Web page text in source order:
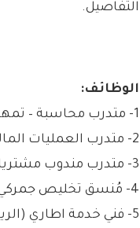
التفاصيل.
الوظائف:
1- متدرب محاسبة – تمهير (جدة).
2- متدرب العمليات المالية – تمهير (جدة).
3- متدرب مندوب مشتريات – تمهير (جدة).
4- مُنسق تخليص جمركي (ثانوية فأعلى).
5- فني خدمة اطاري (الرياض، الدمام).